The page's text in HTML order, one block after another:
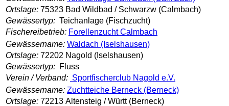
Ortslage: 75323 Bad Wildbad / Schwarzw (Calmbach)
Gewässertyp: Teichanlage (Fischzucht)
Fischereibetrieb: Forellenzucht Calmbach
Gewässername: Waldach (Iselshausen)
Ortslage: 72202 Nagold (Iselshausen)
Gewässertyp: Fluss
Verein / Verband: Sportfischerclub Nagold e.V.
Gewässername: Zuchtteiche Berneck (Berneck)
Ortslage: 72213 Altensteig / Württ (Berneck)